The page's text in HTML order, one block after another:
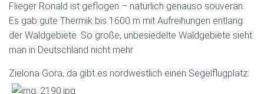
Flieger Ronald ist geflogen – natürlich genauso souverän.
Es gab gute Thermik bis 1600 m mit Aufreihungen entlang
der Waldgebiete. So große, unbesiedelte Waldgebiete sieht
man in Deutschland nicht mehr.
Zielona Gora, da gibt es nordwestlich einen Segelflugplatz: